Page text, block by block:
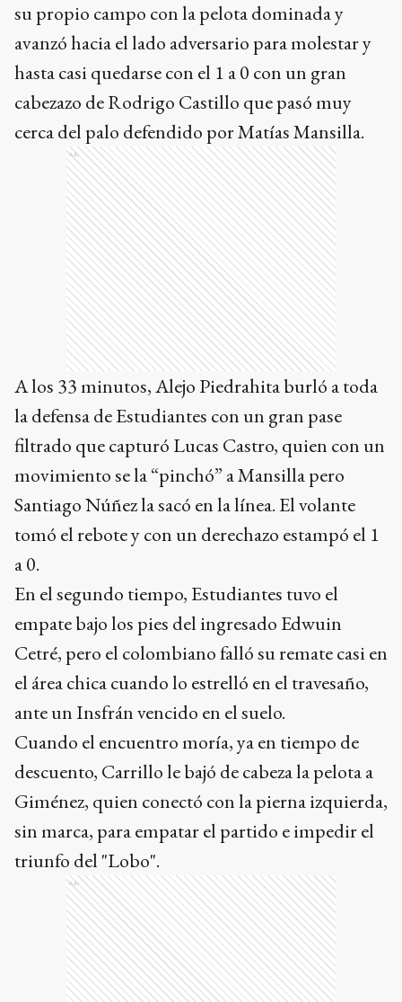
su propio campo con la pelota dominada y
avanzó hacia el lado adversario para molestar y
hasta casi quedarse con el 1 a 0 con un gran
cabezazo de Rodrigo Castillo que pasó muy
cerca del palo defendido por Matías Mansilla.
Ads
A los 33 minutos, Alejo Piedrahita burló a toda
la defensa de Estudiantes con un gran pase
filtrado que capturó Lucas Castro, quien con un
movimiento se la “pinchó” a Mansilla pero
Santiago Núñez la sacó en la línea. El volante
tomó el rebote y con un derechazo estampó el 1
a 0.
En el segundo tiempo, Estudiantes tuvo el
empate bajo los pies del ingresado Edwuin
Cetré, pero el colombiano falló su remate casi en
el área chica cuando lo estrelló en el travesaño,
ante un Insfrán vencido en el suelo.
Cuando el encuentro moría, ya en tiempo de
descuento, Carrillo le bajó de cabeza la pelota a
Giménez, quien conectó con la pierna izquierda,
sin marca, para empatar el partido e impedir el
triunfo del "Lobo".
Ads